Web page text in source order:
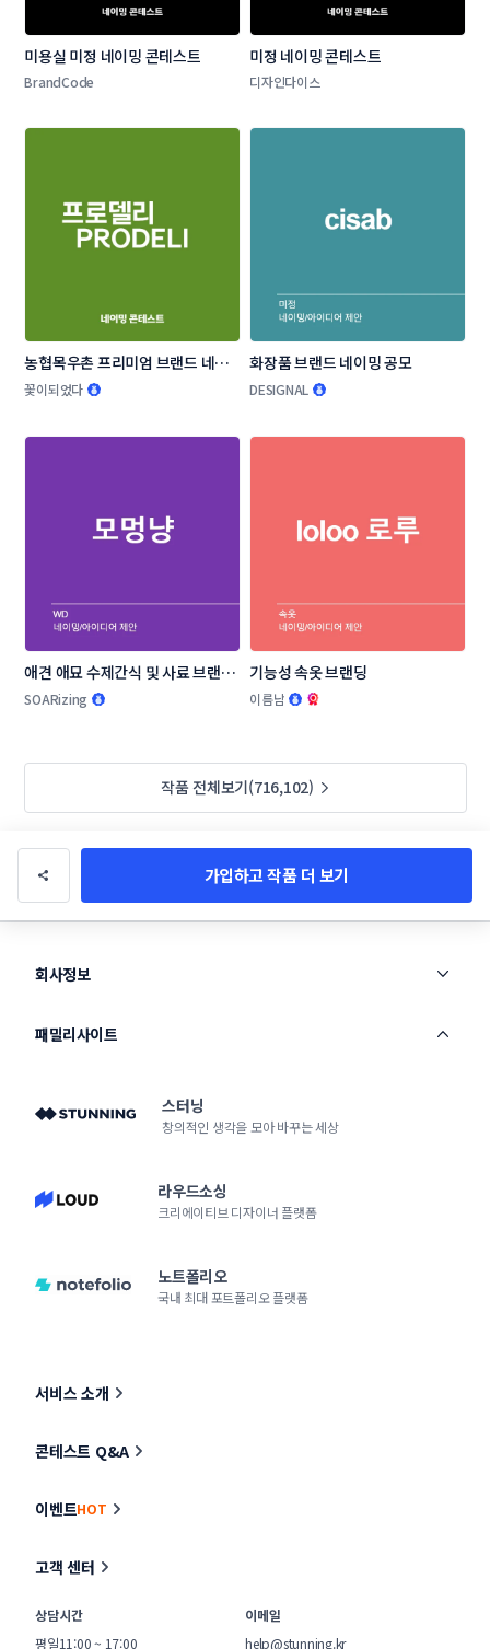
미용실 미정 네이밍 콘테스트
BrandCode
미정 네이밍 콘테스트
디자인다이스
농협목우촌 프리미엄 브랜드 네이
밍 공모
꽃이되었다
화장품 브랜드 네이밍 공모
DESIGNAL
애견 애묘 수제간식 및 사료 브랜드
작명부탁드립니다.
SOARizing
기능성 속옷 브랜딩
이름남
작품 전체보기(716,102)
가입하고 작품 더 보기
회사정보
패밀리사이트
스터닝
창의적인 생각을 모아 바꾸는 세상
라우드소싱
크리에이티브 디자이너 플랫폼
노트폴리오
국내 최대 포트폴리오 플랫폼
서비스 소개
콘테스트 Q&A
이벤트HOT
고객 센터
상담시간
평일11:00 ~ 17:00
이메일
help@stunning.kr